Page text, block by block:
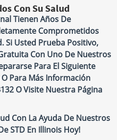
Con Su Salud
Tienen Años De
Comprometidos
Si Usted Prueba Positivo,
Con Uno De Nuestros
Para El Siguiente
Para Más Información
O Visite Nuestra Página
Con La Ayuda De Nuestros
STD En Illinois Hoy!